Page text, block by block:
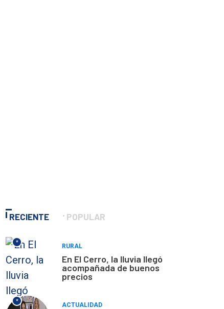
RECIENTE POPULAR
*
RURAL
En El Cerro, la lluvia llegó
acompañada de buenos
precios
*
ACTUALIDAD